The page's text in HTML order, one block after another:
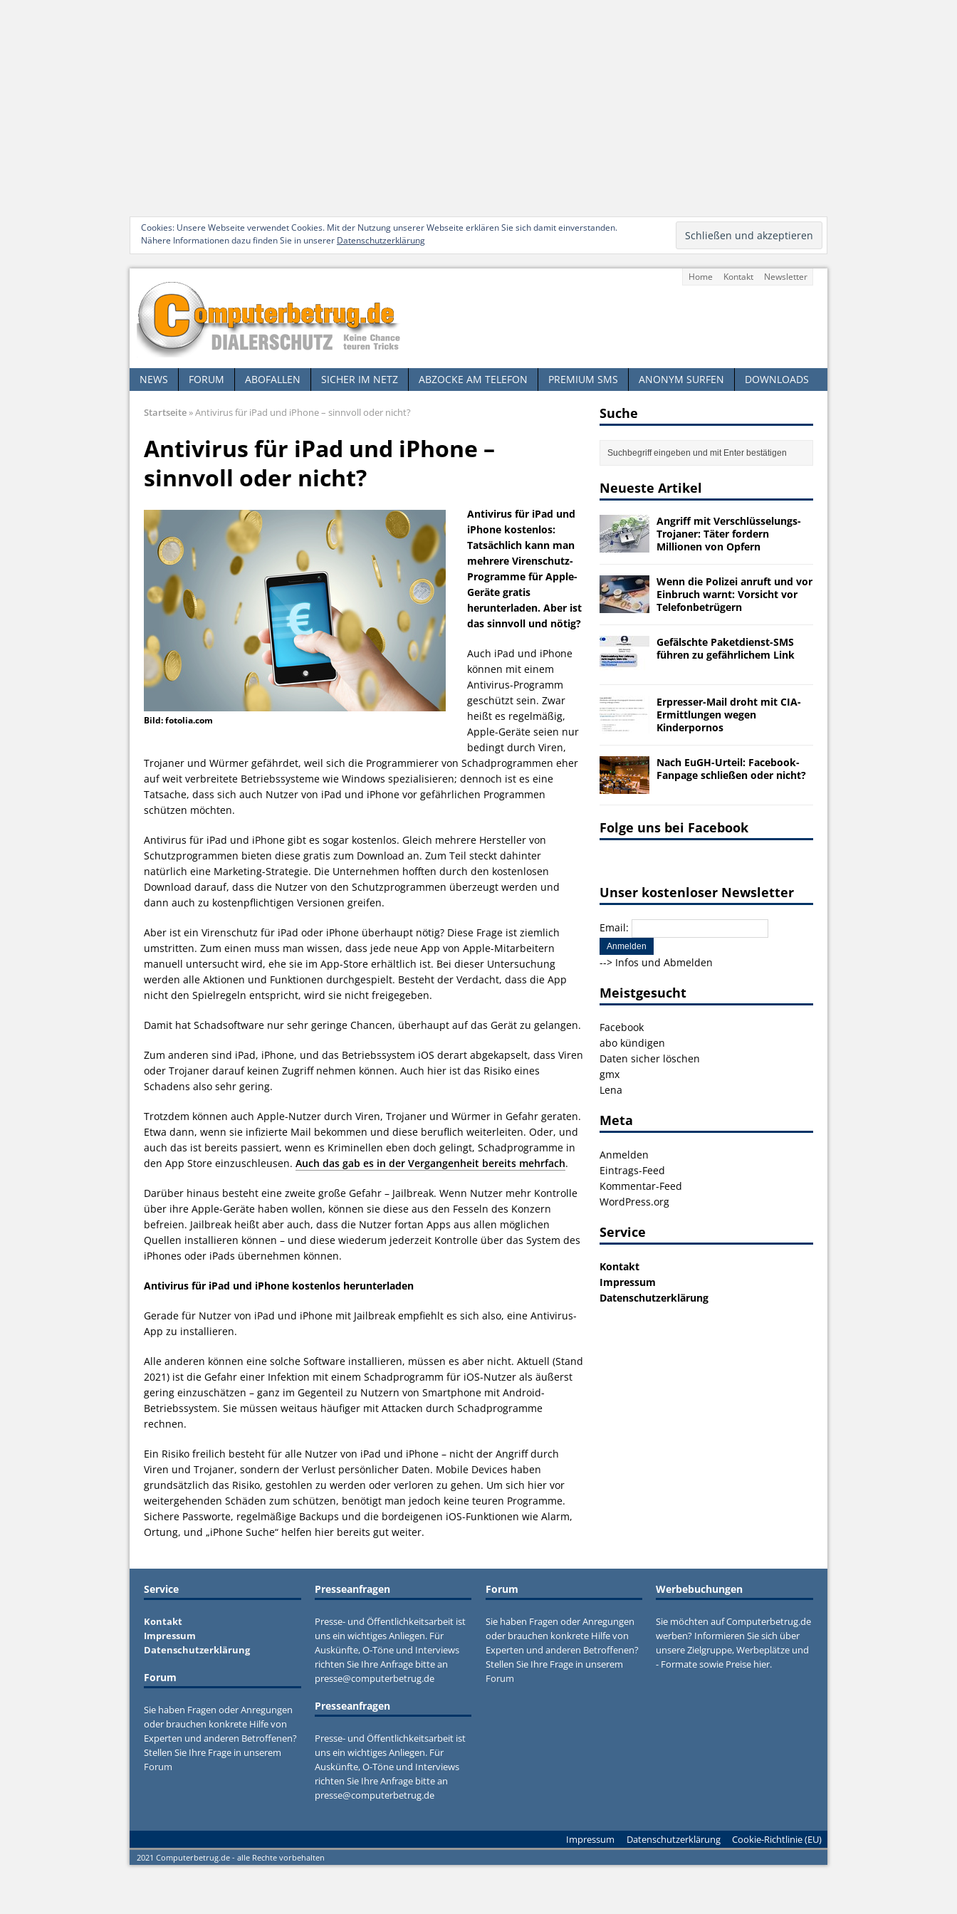
Cookies: Unsere Webseite verwendet Cookies. Mit der Nutzung unserer Webseite erklären Sie sich damit einverstanden.
Nähere Informationen dazu finden Sie in unserer Datenschutzerklärung
Home Kontakt Newsletter
NEWS FORUM ABOFALLEN SICHER IM NETZ ABZOCKE AM TELEFON PREMIUM SMS ANONYM SURFEN DOWNLOADS
Startseite»Antivirus für iPad und iPhone – sinnvoll oder nicht?
Antivirus für iPad und iPhone –
sinnvoll oder nicht?
Bild: fotolia.com
Antivirus für iPad und
iPhone kostenlos:
Tatsächlich kann man
mehrere Virenschutz-
Programme für Apple-
Geräte gratis
herunterladen. Aber ist
das sinnvoll und nötig?
Auch iPad und iPhone
können mit einem
Antivirus-Programm
geschützt sein. Zwar
heißt es regelmäßig,
Apple-Geräte seien nur
bedingt durch Viren,
Trojaner und Würmer gefährdet, weil sich die Programmierer von Schadprogrammen eher
auf weit verbreitete Betriebssysteme wie Windows spezialisieren; dennoch ist es eine
Tatsache, dass sich auch Nutzer von iPad und iPhone vor gefährlichen Programmen
schützen möchten.
Antivirus für iPad und iPhone gibt es sogar kostenlos. Gleich mehrere Hersteller von
Schutzprogrammen bieten diese gratis zum Download an. Zum Teil steckt dahinter
natürlich eine Marketing-Strategie. Die Unternehmen hofften durch den kostenlosen
Download darauf, dass die Nutzer von den Schutzprogrammen überzeugt werden und
dann auch zu kostenpflichtigen Versionen greifen.
Aber ist ein Virenschutz für iPad oder iPhone überhaupt nötig? Diese Frage ist ziemlich
umstritten. Zum einen muss man wissen, dass jede neue App von Apple-Mitarbeitern
manuell untersucht wird, ehe sie im App-Store erhältlich ist. Bei dieser Untersuchung
werden alle Aktionen und Funktionen durchgespielt. Besteht der Verdacht, dass die App
nicht den Spielregeln entspricht, wird sie nicht freigegeben.
Damit hat Schadsoftware nur sehr geringe Chancen, überhaupt auf das Gerät zu gelangen.
Zum anderen sind iPad, iPhone, und das Betriebssystem iOS derart abgekapselt, dass Viren
oder Trojaner darauf keinen Zugriff nehmen können. Auch hier ist das Risiko eines
Schadens also sehr gering.
Trotzdem können auch Apple-Nutzer durch Viren, Trojaner und Würmer in Gefahr geraten.
Etwa dann, wenn sie infizierte Mail bekommen und diese beruflich weiterleiten. Oder, und
auch das ist bereits passiert, wenn es Kriminellen eben doch gelingt, Schadprogramme in
den App Store einzuschleusen. Auch das gab es in der Vergangenheit bereits mehrfach.
Darüber hinaus besteht eine zweite große Gefahr – Jailbreak. Wenn Nutzer mehr Kontrolle
über ihre Apple-Geräte haben wollen, können sie diese aus den Fesseln des Konzern
befreien. Jailbreak heißt aber auch, dass die Nutzer fortan Apps aus allen möglichen
Quellen installieren können – und diese wiederum jederzeit Kontrolle über das System des
iPhones oder iPads übernehmen können.
Antivirus für iPad und iPhone kostenlos herunterladen
Gerade für Nutzer von iPad und iPhone mit Jailbreak empfiehlt es sich also, eine Antivirus-
App zu installieren.
Alle anderen können eine solche Software installieren, müssen es aber nicht. Aktuell (Stand
2021) ist die Gefahr einer Infektion mit einem Schadprogramm für iOS-Nutzer als äußerst
gering einzuschätzen – ganz im Gegenteil zu Nutzern von Smartphone mit Android-
Betriebssystem. Sie müssen weitaus häufiger mit Attacken durch Schadprogramme
rechnen.
Ein Risiko freilich besteht für alle Nutzer von iPad und iPhone – nicht der Angriff durch
Viren und Trojaner, sondern der Verlust persönlicher Daten. Mobile Devices haben
grundsätzlich das Risiko, gestohlen zu werden oder verloren zu gehen. Um sich hier vor
weitergehenden Schäden zum schützen, benötigt man jedoch keine teuren Programme.
Sichere Passworte, regelmäßige Backups und die bordeigenen iOS-Funktionen wie Alarm,
Ortung, und „iPhone Suche“ helfen hier bereits gut weiter.
Suche
Neueste Artikel
Angriff mit Verschlüsselungs-
Trojaner: Täter fordern
Millionen von Opfern
Wenn die Polizei anruft und vor
Einbruch warnt: Vorsicht vor
Telefonbetrügern
Gefälschte Paketdienst-SMS
führen zu gefährlichem Link
Erpresser-Mail droht mit CIA-
Ermittlungen wegen
Kinderpornos
Nach EuGH-Urteil: Facebook-
Fanpage schließen oder nicht?
Folge uns bei Facebook
Unser kostenloser Newsletter
Email:
--> Infos und Abmelden
Meistgesucht
Facebook
abo kündigen
Daten sicher löschen
gmx
Lena
Meta
Anmelden
Eintrags-Feed
Kommentar-Feed
WordPress.org
Service
Kontakt
Impressum
Datenschutzerklärung
Service
Kontakt
Impressum
Datenschutzerklärung
Forum
Sie haben Fragen oder Anregungen
oder brauchen konkrete Hilfe von
Experten und anderen Betroffenen?
Stellen Sie Ihre Frage in unserem
Forum
Presseanfragen
Presse- und Öffentlichkeitsarbeit ist
uns ein wichtiges Anliegen. Für
Auskünfte, O-Töne und Interviews
richten Sie Ihre Anfrage bitte an
presse@computerbetrug.de
Presseanfragen
Presse- und Öffentlichkeitsarbeit ist
uns ein wichtiges Anliegen. Für
Auskünfte, O-Töne und Interviews
richten Sie Ihre Anfrage bitte an
presse@computerbetrug.de
Forum
Sie haben Fragen oder Anregungen
oder brauchen konkrete Hilfe von
Experten und anderen Betroffenen?
Stellen Sie Ihre Frage in unserem
Forum
Werbebuchungen
Sie möchten auf Computerbetrug.de
werben? Informieren Sie sich über
unsere Zielgruppe, Werbeplätze und
- Formate sowie Preise hier.
Impressum Datenschutzerklärung Cookie-Richtlinie (EU)
2021 Computerbetrug.de - alle Rechte vorbehalten